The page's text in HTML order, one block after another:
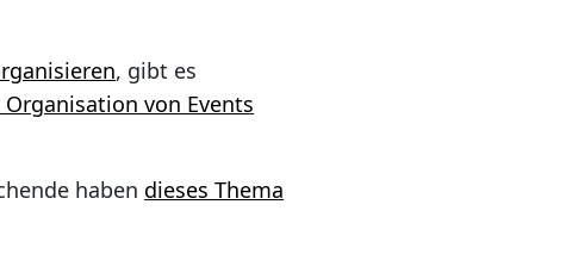
, gibt es
von Events
haben dieses Thema